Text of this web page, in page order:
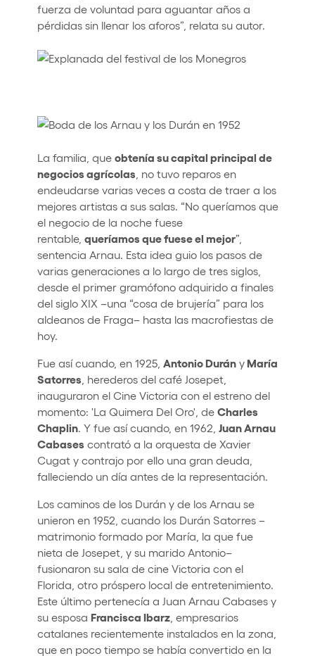
fuerza de voluntad para aguantar años a
pérdidas sin llenar los aforos”, relata su autor.
La familia, que obtenía su capital principal de
negocios agrícolas , no tuvo reparos en
endeudarse varias veces a costa de traer a los
mejores artistas a sus salas. “No queríamos que
el negocio de la noche fuese
rentable, queríamos que fuese el mejor”,
sentencia Arnau. Esta idea guio los pasos de
varias generaciones a lo largo de tres siglos,
desde el primer gramófono adquirido a finales
del siglo XIX –una “cosa de brujería” para los
aldeanos de Fraga– hasta las macrofiestas de
hoy.
Fue así cuando, en 1925, Antonio DurányMaría
Satorres , herederos del café Josepet,
inauguraron el Cine Victoria con el estreno del
momento: 'La Quimera Del Oro', de Charles
Chaplin. Y fue así cuando, en 1962, Juan Arnau
Cabases contrató a la orquesta de Xavier
Cugat y contrajo por ello una gran deuda,
falleciendo un día antes de la representación.
Los caminos de los Durán y de los Arnau se
unieron en 1952, cuando los Durán Satorres –
matrimonio formado por María, la que fue
nieta de Josepet, y su marido Antonio–
fusionaron su sala de cine Victoria con el
Florida, otro próspero local de entretenimiento.
Este último pertenecía a Juan Arnau Cabases y
su esposa Francisca Ibarz, empresarios
catalanes recientemente instalados en la zona,
que en poco tiempo se había convertido en la